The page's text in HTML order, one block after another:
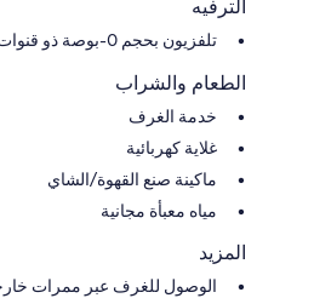
الترفيه
تلفزيون بحجم 0-بوصة ذو قنوات بث مدفوعة الاشتراك
الطعام والشراب
خدمة الغرف
غلاية كهربائية
ماكينة صنع القهوة/الشاي
مياه معبأة مجانية
المزيد
الوصول للغرف عبر ممرات